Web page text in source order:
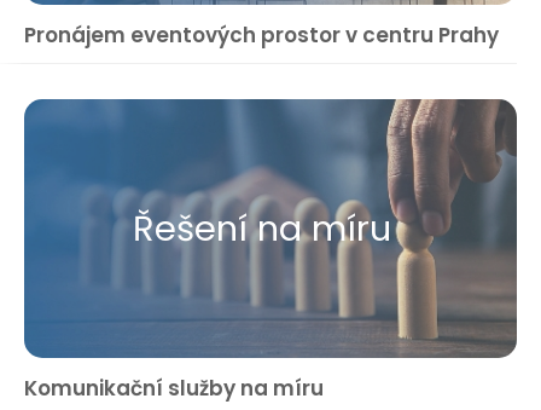
Pronájem eventových prostor v centru Prahy
Řešení na míru
Komunikační služby na míru